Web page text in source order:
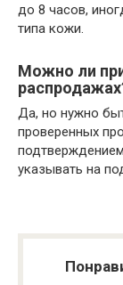
до 8 часов,
типа кожи.
Можно ли
Да, но нужно
проверенных
указывать на